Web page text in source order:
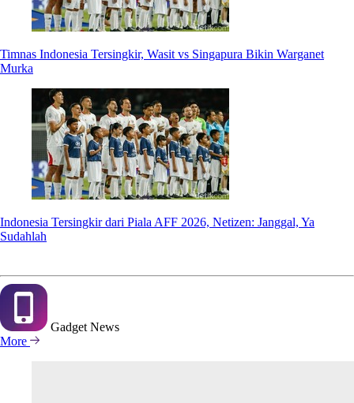
Timnas Indonesia Tersingkir, Wasit vs Singapura Bikin Warganet
Murka
Indonesia Tersingkir dari Piala AFF 2026, Netizen: Janggal, Ya
Sudahlah
Gadget News
More